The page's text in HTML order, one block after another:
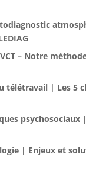
– Notre
télétravail | Les 5
psychosociaux
| Enjeux et